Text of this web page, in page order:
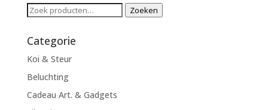
Zoeken
Zoeken
Categorie
Koi & Steur
Beluchting
Cadeau Art. & Gadgets